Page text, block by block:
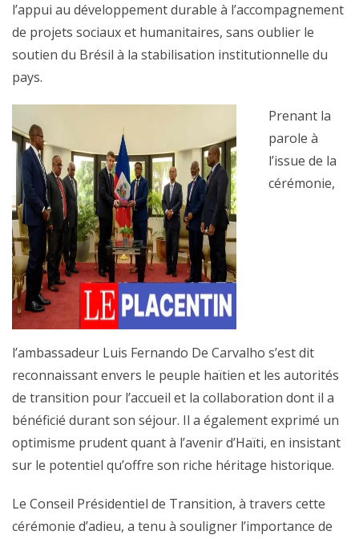
l’appui au développement durable à l’accompagnement
de projets sociaux et humanitaires, sans oublier le
soutien du Brésil à la stabilisation institutionnelle du
pays.
Prenant la
parole à
l’issue de la
cérémonie,
l’ambassadeur Luis Fernando De Carvalho s’est dit
reconnaissant envers le peuple haïtien et les autorités
de transition pour l’accueil et la collaboration dont il a
bénéficié durant son séjour. Il a également exprimé un
optimisme prudent quant à l’avenir d’Haïti, en insistant
sur le potentiel qu’offre son riche héritage historique.
Le Conseil Présidentiel de Transition, à travers cette
cérémonie d’adieu, a tenu à souligner l’importance de